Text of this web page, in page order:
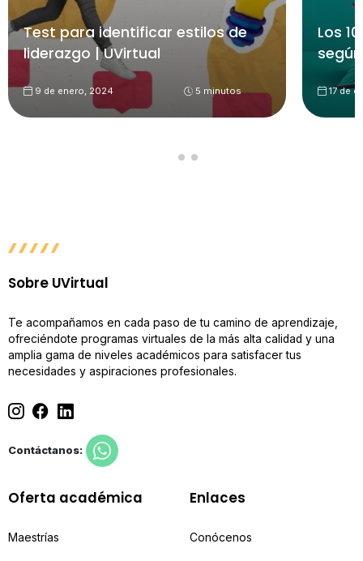
Test para identificar estilos de
liderazgo | UVirtual
9 de enero, 2024 5 minutos
Los
17 de
Sobre UVirtual
Te acompañamos en cada paso de tu camino de aprendizaje,
ofreciéndote programas virtuales de la más alta calidad y una
amplia gama de niveles académicos para satisfacer tus
necesidades y aspiraciones profesionales.
Contáctanos:
Oferta académica
Maestrías
Enlaces
Conócenos